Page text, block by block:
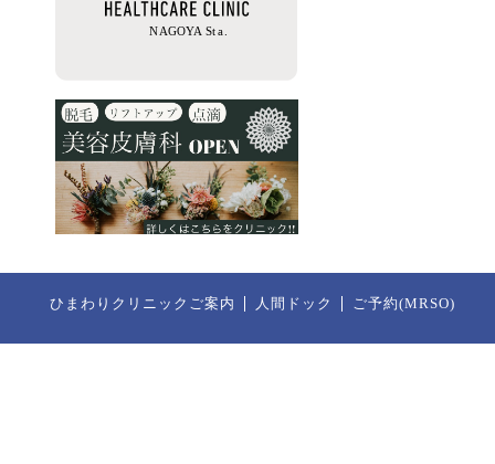
ひまわりクリニックご案内 人間ドック ご予約(MRSO)